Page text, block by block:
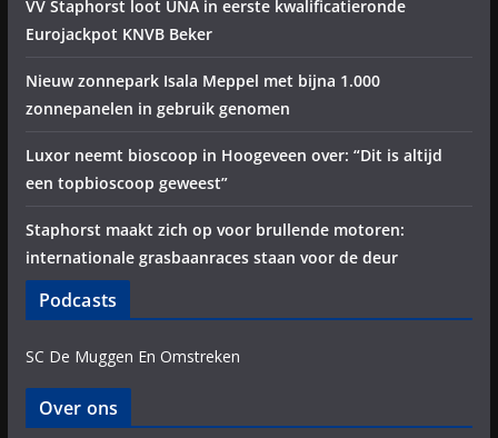
VV Staphorst loot UNA in eerste kwalificatieronde
Eurojackpot KNVB Beker
Nieuw zonnepark Isala Meppel met bijna 1.000
zonnepanelen in gebruik genomen
Luxor neemt bioscoop in Hoogeveen over: “Dit is altijd
een topbioscoop geweest”
Staphorst maakt zich op voor brullende motoren:
internationale grasbaanraces staan voor de deur
Podcasts
SC De Muggen En Omstreken
Over ons